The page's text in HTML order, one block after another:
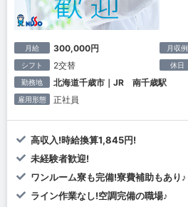
月給 300,000円 月収例
シフト 2交替 休日
勤務地 北海道千歳市｜JR 南千歳駅
雇用形態 正社員
高収入!時給換算1,845円!
未経験者歓迎!
ワンルーム寮も完備!寮費補助もあり♪
ライン作業なし!空調完備の職場♪